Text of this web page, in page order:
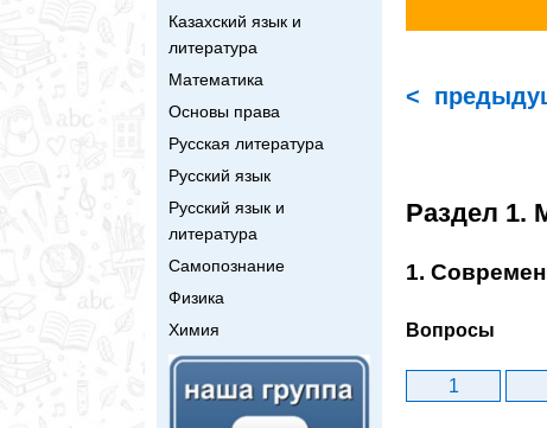
Казахский язык и
литература
Математика
Основы права
Русская литература
Русский язык
Русский язык и
литература
Самопознание
Физика
Химия
<
Раздел 1.
1.
Вопросы
1